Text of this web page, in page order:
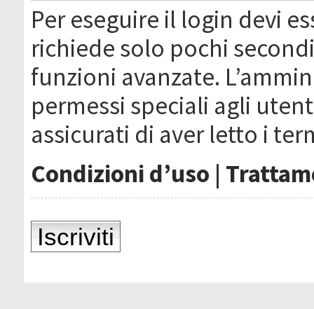
Per eseguire il login devi
richiede solo pochi
funzioni avanzate.
permessi speciali agli
assicurati di aver letto i
Condizioni d’uso |
Iscriviti